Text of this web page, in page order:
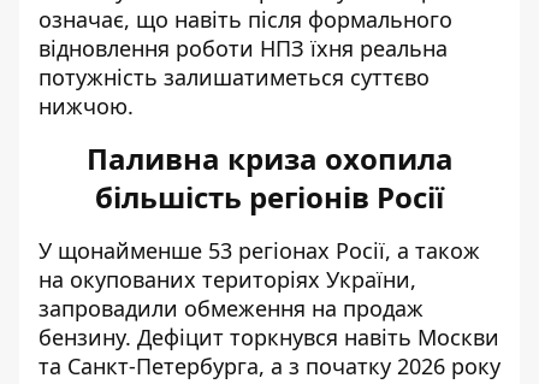
означає, що навіть після формального
відновлення роботи НПЗ їхня реальна
потужність залишатиметься суттєво
нижчою.
Паливна криза охопила
більшість регіонів Росії
У щонайменше 53 регіонах Росії, а також
на окупованих територіях України,
запровадили обмеження на продаж
бензину. Дефіцит торкнувся навіть Москви
та Санкт-Петербурга, а з початку 2026 року